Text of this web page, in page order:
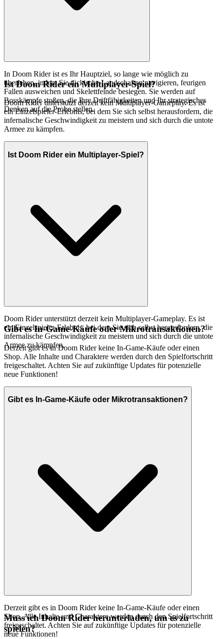
In Doom Rider ist es Ihr Hauptziel, so lange wie möglich zu
überleben, indem Sie tückische Landschaften navigieren, feurigen
Fallen ausweichen und Skelettfeinde besiegen. Sie werden auf
Bosskämpfe stoßen, die Ihre Driftfähigkeiten und Ihr strategisches
Denken auf die Probe stellen.
Ist Doom Rider ein Multiplayer-Spiel?
Doom Rider unterstützt derzeit kein Multiplayer-Gameplay. Es ist
ein Einzelspieler-Erlebnis, bei dem Sie sich selbst herausfordern, die
infernalische Geschwindigkeit zu meistern und sich durch die untote
Armee zu kämpfen.
Ist Doom Rider ein Multiplayer-Spiel?
Doom Rider unterstützt derzeit kein Multiplayer-Gameplay. Es ist
ein Einzelspieler-Erlebnis, bei dem Sie sich selbst herausfordern, die
infernalische Geschwindigkeit zu meistern und sich durch die untote
Armee zu kämpfen.
Gibt es In-Game-Käufe oder Mikrotransaktionen?
Derzeit gibt es in Doom Rider keine In-Game-Käufe oder einen
Shop. Alle Inhalte und Charaktere werden durch den Spielfortschritt
freigeschaltet. Achten Sie auf zukünftige Updates für potenzielle
neue Funktionen!
Gibt es In-Game-Käufe oder Mikrotransaktionen?
Derzeit gibt es in Doom Rider keine In-Game-Käufe oder einen
Shop. Alle Inhalte und Charaktere werden durch den Spielfortschritt
freigeschaltet. Achten Sie auf zukünftige Updates für potenzielle
neue Funktionen!
Muss ich Doom Rider herunterladen, um es zu
spielen?